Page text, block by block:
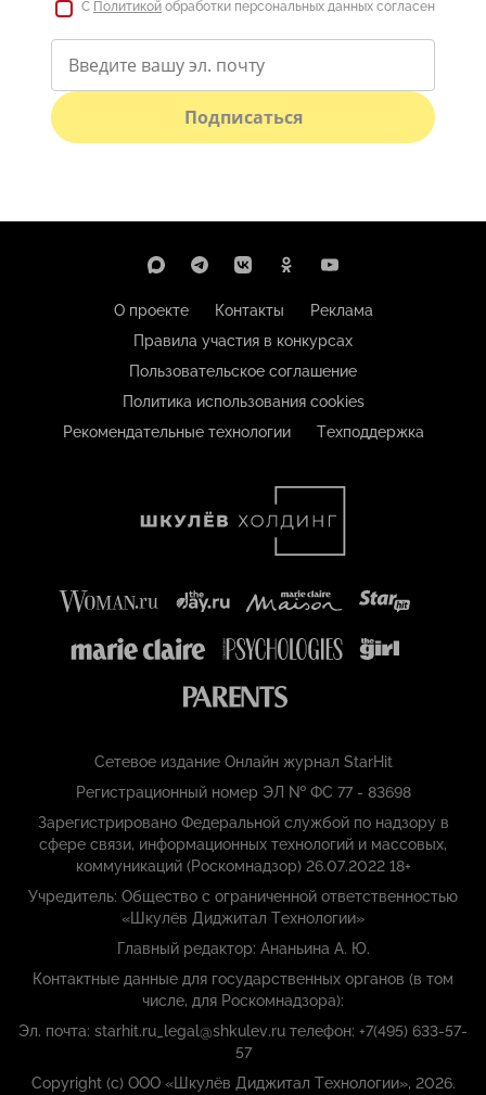
С Политикой обработки персональных данных согласен
Подписаться
О проекте Контакты
Реклама
Правила участия в конкурсах
Пользовательское соглашение
Политика использования cookies
Рекомендательные технологии
Техподдержка
Сетевое издание Онлайн журнал StarHit
Регистрационный номер ЭЛ № ФС 77 - 83698
Зарегистрировано Федеральной службой по надзору в
сфере связи, информационных технологий и массовых,
коммуникаций (Роскомнадзор) 26.07.2022 18+
Учредитель: Общество с ограниченной ответственностью
«Шкулёв Диджитал Технологии»
Главный редактор: Ананьина А. Ю.
Контактные данные для государственных органов (в том
числе, для Роскомнадзора):
Эл. почта: starhit.ru_legal@shkulev.ru телефон: +7(495) 633-57-
57
Copyright (с) ООО «Шкулёв Диджитал Технологии», 2026.